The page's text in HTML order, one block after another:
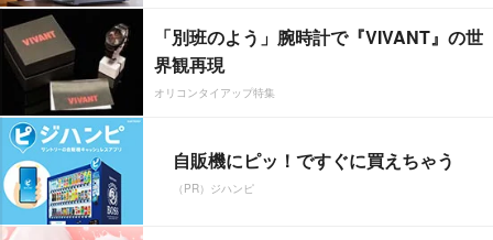
「別班のよう」腕時計で『VIVANT』の世
界観再現
オリコンタイアップ特集
自販機にピッ！ですぐに買えちゃう
（PR）ジハンピ